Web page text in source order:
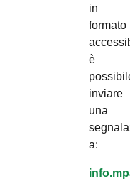
in
formato
è
inviare
una
a: